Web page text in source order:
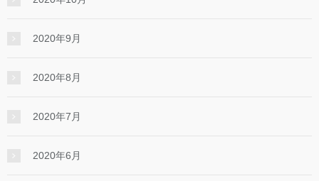
2020年9月
2020年8月
2020年7月
2020年6月